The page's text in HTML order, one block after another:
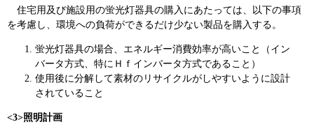
住宅用及び施設用の蛍光灯器具の購入にあたっては、以下の事項
を考慮し、環境への負荷ができるだけ少ない製品を購入する。
蛍光灯器具の場合、エネルギー消費効率が高いこと（イン
バータ方式、特にＨｆインバータ方式であること）
使用後に分解して素材のリサイクルがしやすいように設計
されていること
<3>照明計画